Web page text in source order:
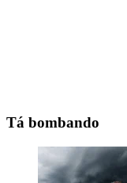
Tá bombando